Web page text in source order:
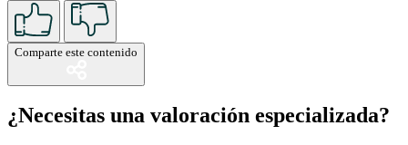
Comparte este contenido
¿Necesitas una valoración especializada?